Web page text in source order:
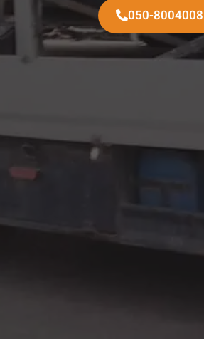
050-8004008